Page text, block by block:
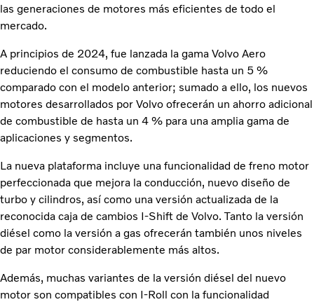
las generaciones de motores más eficientes de todo el
mercado.
A principios de 2024, fue lanzada la gama Volvo Aero
reduciendo el consumo de combustible hasta un 5 %
comparado con el modelo anterior; sumado a ello, los nuevos
motores desarrollados por Volvo ofrecerán un ahorro adicional
de combustible de hasta un 4 % para una amplia gama de
aplicaciones y segmentos.
La nueva plataforma incluye una funcionalidad de freno motor
perfeccionada que mejora la conducción, nuevo diseño de
turbo y cilindros, así como una versión actualizada de la
reconocida caja de cambios I-Shift de Volvo. Tanto la versión
diésel como la versión a gas ofrecerán también unos niveles
de par motor considerablemente más altos.
Además, muchas variantes de la versión diésel del nuevo
motor son compatibles con I-Roll con la funcionalidad